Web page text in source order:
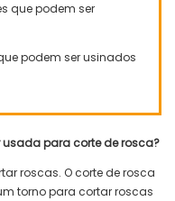
que podem ser
podem ser usinados
usada para corte de rosca?
roscas. O corte de rosca
torno para cortar roscas